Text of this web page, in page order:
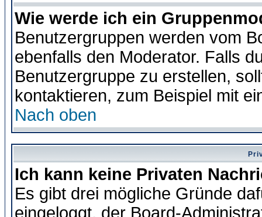
Wie werde ich ein
Benutzergruppen werden vom
ebenfalls den Moderator. Falls
Benutzergruppe zu erstellen,
kontaktieren, zum Beispiel mit
Nach oben
Ich kann keine Privaten
Es gibt drei mögliche Gründe
eingeloggt, der Board-